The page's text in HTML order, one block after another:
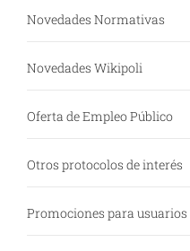
Novedades Normativas
Novedades Wikipoli
Oferta de Empleo Público
Otros protocolos de interés
Promociones para usuarios